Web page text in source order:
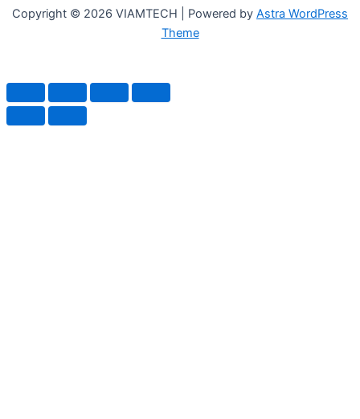
Copyright © 2026 VIAMTECH | Powered by Astra WordPress
Theme